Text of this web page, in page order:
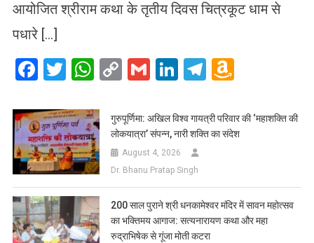
आयोजित श्रीराम कथा के तृतीय दिवस चित्रकूट धाम से
पधारे […]
Facebook
Twitter
WhatsApp
CopyGmailLinkedIn
Telegram
List
गुरुपूर्णिमा: अखिल विश्व गायत्री परिवार की ‘महाशक्ति की
लोकयात्रा’ संपन्न, नारी शक्ति का संदेश
August 4, 2026
Dr. Bhanu Pratap Singh
200 साल पुराने श्री धनकामेश्वर मंदिर में सावन महोत्सव
का भक्तिमय आगाज: सत्यनारायण कथा और महा
रुद्राभिषेक से गूंजा मोती कटरा